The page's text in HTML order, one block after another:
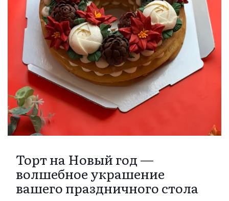
Торт на Новый год —
волшебное украшение
вашего праздничного стола